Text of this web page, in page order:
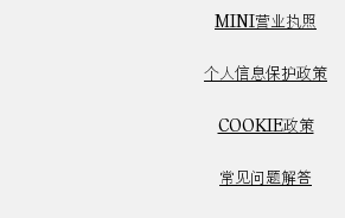
MINI营业执照
个人信息保护政策
COOKIE政策
常见问题解答